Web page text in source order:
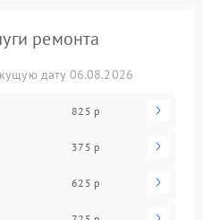
ремонта
дату 06.08.2026
825 р
375 р
625 р